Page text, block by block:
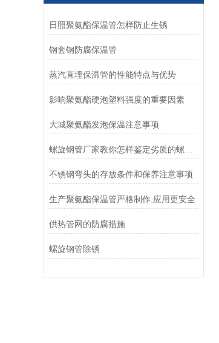
日照聚氨酯保温管怎样防止生锈
钢套钢防腐保温管
蒸汽直埋保温管的性能特点与优势
影响聚氨酯硬泡塑料强度的重要因素
大城聚氨酯发泡保温注意事项
不锈钢弯头的存放条件和保养注意事项
生产聚氨酯保温管严格制作,应用更安全
供热管网的防腐措施
螺旋钢管除锈